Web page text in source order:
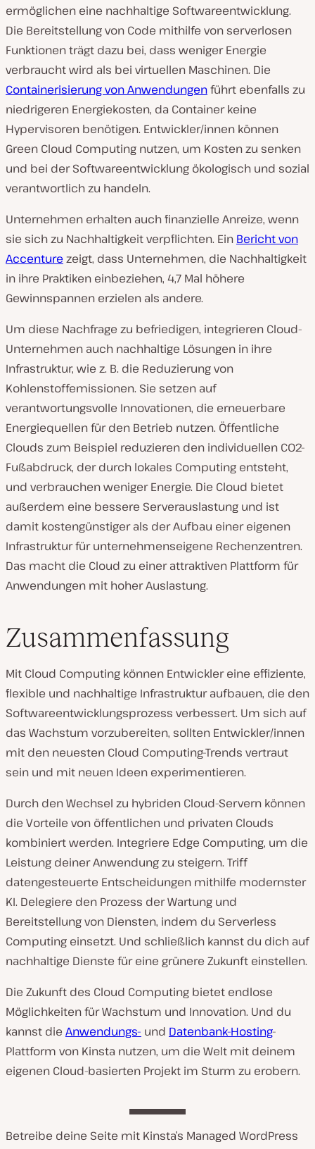
ermöglichen eine nachhaltige Softwareentwicklung.
Die Bereitstellung von Code mithilfe von serverlosen
Funktionen trägt dazu bei, dass weniger Energie
verbraucht wird als bei virtuellen Maschinen. Die
Containerisierung von Anwendungenführt ebenfalls zu
niedrigeren Energiekosten, da Container keine
Hypervisoren benötigen. Entwickler/innen können
Green Cloud Computing nutzen, um Kosten zu senken
und bei der Softwareentwicklung ökologisch und sozial
verantwortlich zu handeln.
Unternehmen erhalten auch finanzielle Anreize, wenn
sie sich zu Nachhaltigkeit verpflichten. Ein Bericht von
Accenture zeigt, dass Unternehmen, die Nachhaltigkeit
in ihre Praktiken einbeziehen, 4,7 Mal höhere
Gewinnspannen erzielen als andere.
Um diese Nachfrage zu befriedigen, integrieren Cloud-
Unternehmen auch nachhaltige Lösungen in ihre
Infrastruktur, wie z. B. die Reduzierung von
Kohlenstoffemissionen. Sie setzen auf
verantwortungsvolle Innovationen, die erneuerbare
Energiequellen für den Betrieb nutzen. Öffentliche
Clouds zum Beispiel reduzieren den individuellen CO2-
Fußabdruck, der durch lokales Computing entsteht,
und verbrauchen weniger Energie. Die Cloud bietet
außerdem eine bessere Serverauslastung und ist
damit kostengünstiger als der Aufbau einer eigenen
Infrastruktur für unternehmenseigene Rechenzentren.
Das macht die Cloud zu einer attraktiven Plattform für
Anwendungen mit hoher Auslastung.
Zusammenfassung
Mit Cloud Computing können Entwickler eine effiziente,
flexible und nachhaltige Infrastruktur aufbauen, die den
Softwareentwicklungsprozess verbessert. Um sich auf
das Wachstum vorzubereiten, sollten Entwickler/innen
mit den neuesten Cloud Computing-Trends vertraut
sein und mit neuen Ideen experimentieren.
Durch den Wechsel zu hybriden Cloud-Servern können
die Vorteile von öffentlichen und privaten Clouds
kombiniert werden. Integriere Edge Computing, um die
Leistung deiner Anwendung zu steigern. Triff
datengesteuerte Entscheidungen mithilfe modernster
KI. Delegiere den Prozess der Wartung und
Bereitstellung von Diensten, indem du Serverless
Computing einsetzt. Und schließlich kannst du dich auf
nachhaltige Dienste für eine grünere Zukunft einstellen.
Die Zukunft des Cloud Computing bietet endlose
Möglichkeiten für Wachstum und Innovation. Und du
kannst die Anwendungs- und Datenbank-Hosting-
Plattform von Kinsta nutzen, um die Welt mit deinem
eigenen Cloud-basierten Projekt im Sturm zu erobern.
Betreibe deine Seite mit Kinsta’s Managed WordPress